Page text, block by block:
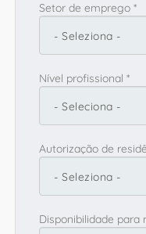
Setor de emprego *
Nível profissional *
Autorização de
Disponibilidade para